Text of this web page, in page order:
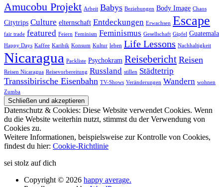
Amucobu Projekt Arbeit Babys Beziehungen Body Image Chaos
Citytrips Culture elternschaft Entdeckungen Erwachsen Escape
fair trade featured Feiern Feminism Feminismus Gesellschaft Gipfel Guatemala
Happy Days Kaffee Karibik Konsum Kultur leben Life Lessons Nachhaltigkeit
Nicaragua Packliste Psychokram Reisebericht Reisen
Reisen Nicaragua Reisevorbereitung Russland stillen Städtetrip
Transsibirische Eisenbahn TV-Shows Veränderungen Wandern wohnen
Zumba
Datenschutz & Cookies: Diese Website verwendet Cookies. Wenn
du die Website weiterhin nutzt, stimmst du der Verwendung von
Cookies zu.
Weitere Informationen, beispielsweise zur Kontrolle von Cookies,
findest du hier: Cookie-Richtlinie
sei stolz auf dich
Copyright © 2026 happy average.